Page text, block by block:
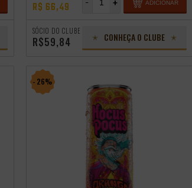
R$ 66,49 +
- ADICIONAR
SÓCIO DO CLUBE
R$59,84 CONHEÇA O CLUBE
- 26%